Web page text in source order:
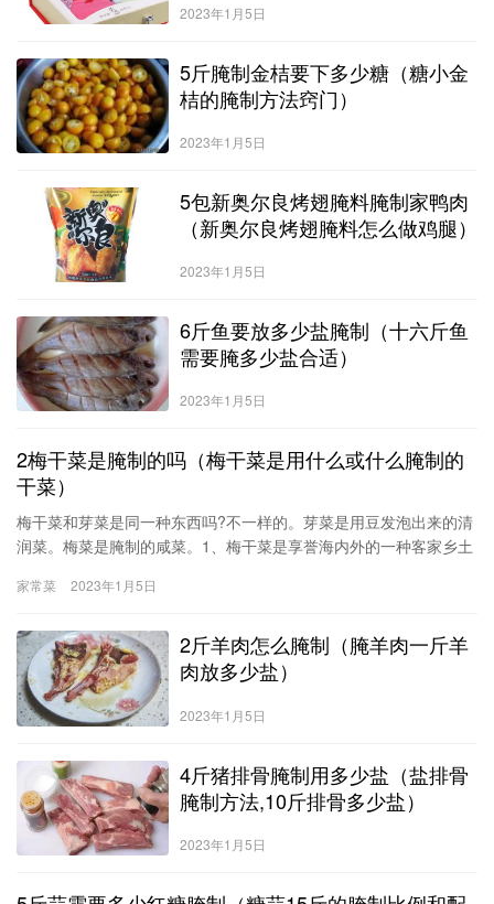
2023年1月5日
5斤腌制金桔要下多少糖（糖小金
桔的腌制方法窍门）
2023年1月5日
5包新奥尔良烤翅腌料腌制家鸭肉
（新奥尔良烤翅腌料怎么做鸡腿）
2023年1月5日
6斤鱼要放多少盐腌制（十六斤鱼
需要腌多少盐合适）
2023年1月5日
2梅干菜是腌制的吗（梅干菜是用什么或什么腌制的
干菜）
梅干菜和芽菜是同一种东西吗?不一样的。芽菜是用豆发泡出来的清
润菜。梅菜是腌制的咸菜。1、梅干菜是享誉海内外的一种客家乡土
如秋萄，脆嫩味甘。2、这时，村妇摘下菜心(长约5寸左
家常菜 2023年1月5日
2斤羊肉怎么腌制（腌羊肉一斤羊
肉放多少盐）
2023年1月5日
4斤猪排骨腌制用多少盐（盐排骨
腌制方法,10斤排骨多少盐）
2023年1月5日